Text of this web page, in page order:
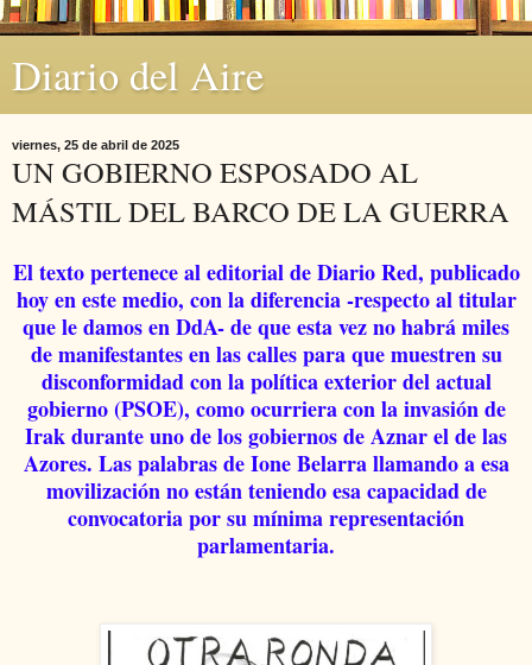
Diario del Aire
viernes, 25 de abril de 2025
UN GOBIERNO ESPOSADO AL
MÁSTIL DEL BARCO DE LA GUERRA
El texto pertenece al editorial de Diario Red, publicado
hoy en este medio, con la diferencia -respecto al titular
que le damos en DdA- de que esta vez no habrá miles
de manifestantes en las calles para que muestren su
disconformidad con la política exterior del actual
gobierno (PSOE), como ocurriera con la invasión de
Irak durante uno de los gobiernos de Aznar el de las
Azores. Las palabras de Ione Belarra llamando a esa
movilización no están teniendo esa capacidad de
convocatoria por su mínima representación
parlamentaria.